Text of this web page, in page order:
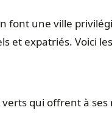
font une ville
et expatriés. Voici
qui offrent à